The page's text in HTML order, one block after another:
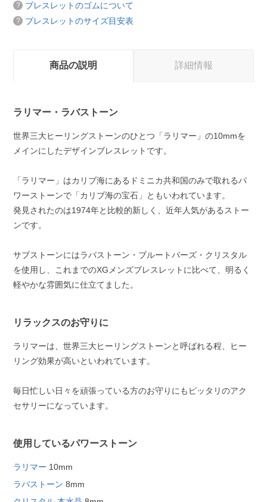
ブレスレットのゴムについて
ブレスレットのサイズ目安表
商品の説明 詳細情報
ラリマー・ラバストーン
世界三大ヒーリングストーンのひとつ「ラリマー」の10mmを
メインにしたデザインブレスレットです。
「ラリマー」はカリブ海にあるドミニカ共和国のみで取れるパ
ワーストーンで「カリブ海の宝石」ともいわれています。
発見されたのは1974年と比較的新しく、近年人気があるストー
ンです。
サブストーンにはラバストーン・ブルートパーズ・クリスタル
を使用し、これまでのXGメンズブレスレットに比べて、明るく
軽やかな雰囲気に仕立てました。
リラックスのお守りに
ラリマーは、世界三大ヒーリングストーンと呼ばれる程、ヒー
リング効果が高いといわれています。
毎日忙しい日々を頑張っている方のお守りにもピッタリのアク
セサリーになっています。
使用しているパワーストーン
ラリマー 10mm
ラバストーン 8mm